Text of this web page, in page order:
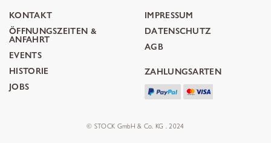
KONTAKT
ÖFFNUNGSZEITEN &
ANFAHRT
EVENTS
HISTORIE
JOBS
IMPRESSUM
DATENSCHUTZ
AGB
ZAHLUNGSARTEN
© STOCK GmbH & Co. KG . 2024